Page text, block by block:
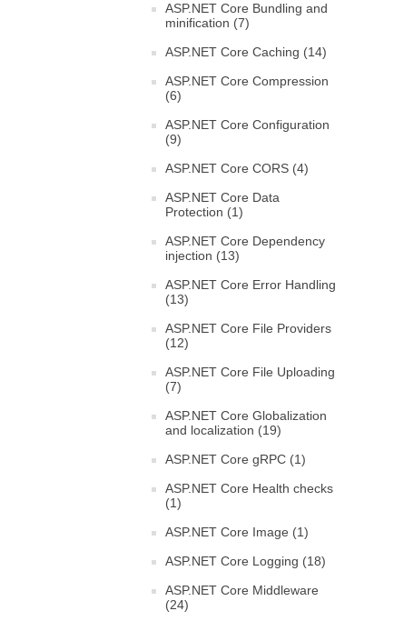
ASP.NET Core Bundling and
minification (7)
ASP.NET Core Caching (14)
ASP.NET Core Compression
(6)
ASP.NET Core Configuration
(9)
ASP.NET Core CORS (4)
ASP.NET Core Data
Protection (1)
ASP.NET Core Dependency
injection (13)
ASP.NET Core Error Handling
(13)
ASP.NET Core File Providers
(12)
ASP.NET Core File Uploading
(7)
ASP.NET Core Globalization
and localization (19)
ASP.NET Core gRPC (1)
ASP.NET Core Health checks
(1)
ASP.NET Core Image (1)
ASP.NET Core Logging (18)
ASP.NET Core Middleware
(24)